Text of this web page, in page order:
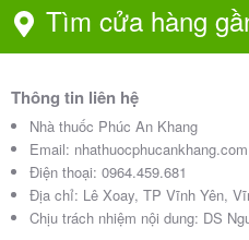
Tìm cửa hàng
Thông tin liên hệ
Nhà thuốc Phúc An Khang
Email: nhathuocphucankhang.com
Điện thoại: 0964.459.681
Địa chỉ: Lê Xoay, TP Vĩnh Yên,
Chịu trách nhiệm nội dung: DS